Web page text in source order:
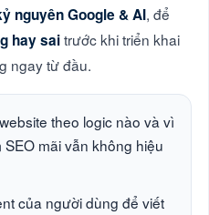
nguyên Google & AI, để
hay saitrước khi triển khai
ngay từ đầu.
theo logic nào và vì
mãi vẫn không hiệu
của người dùng để viết